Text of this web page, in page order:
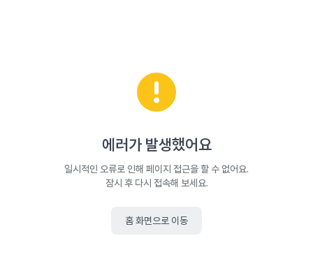
에러가 발생했어요
일시적인 오류로 인해 페이지 접근을 할 수 없어요.
잠시 후 다시 접속해 보세요.
홈 화면으로 이동